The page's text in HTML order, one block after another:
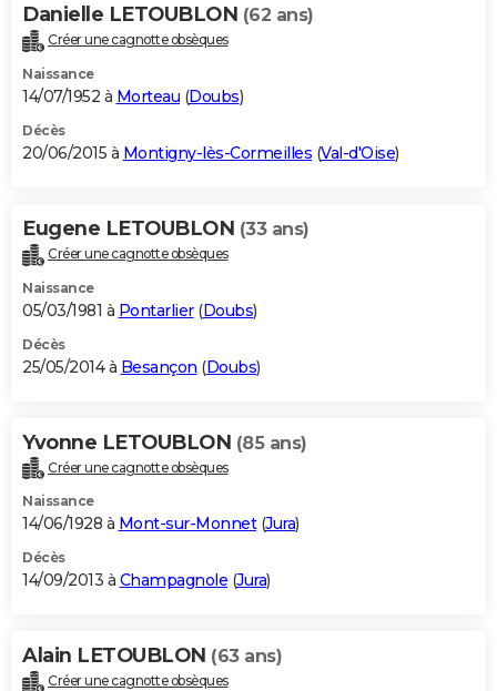
Danielle LETOUBLON (62 ans)
Créer une cagnotte obsèques
Naissance
14/07/1952 à Morteau (Doubs)
Décès
20/06/2015 à Montigny-lès-Cormeilles (Val-d'Oise)
Eugene LETOUBLON (33 ans)
Créer une cagnotte obsèques
Naissance
05/03/1981 à Pontarlier(Doubs)
Décès
25/05/2014 à Besançon (Doubs)
Yvonne LETOUBLON (85 ans)
Créer une cagnotte obsèques
Naissance
14/06/1928 à Mont-sur-Monnet(Jura)
Décès
14/09/2013 à Champagnole (Jura)
Alain LETOUBLON (63 ans)
Créer une cagnotte obsèques